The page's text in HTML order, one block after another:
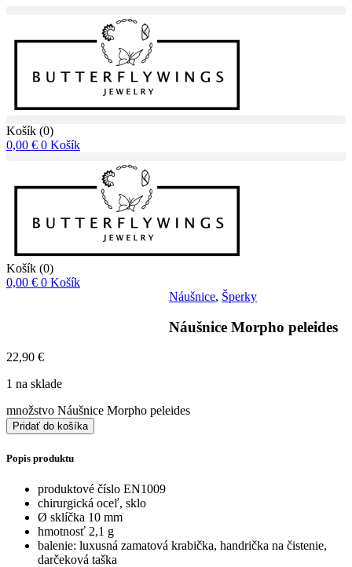
Košík (0)
0,00 € 0 Košík
Košík (0)
0,00 € 0 Košík
Náušnice, Šperky
Náušnice Morpho peleides
22,90 €
1 na sklade
množstvo Náušnice Morpho peleides
Pridať do košíka
Popis produktu
produktové číslo EN1009
chirurgická oceľ, sklo
Ø sklíčka 10 mm
hmotnosť 2,1 g
balenie: luxusná zamatová krabička, handrička na čistenie,
darčeková taška